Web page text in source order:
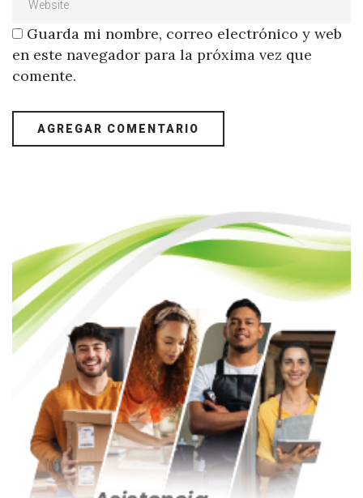
Guarda mi nombre, correo electrónico y web
en este navegador para la próxima vez que
comente.